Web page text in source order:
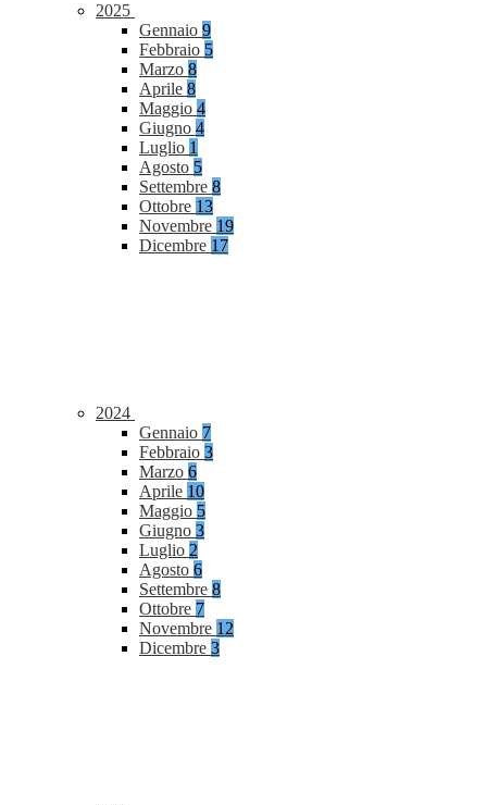
2025
Gennaio 9
Febbraio 5
Marzo 8
Aprile 8
Maggio 4
Giugno 4
Luglio 1
Agosto 5
Settembre 8
Ottobre 13
Novembre 19
Dicembre 17
2024
Gennaio 7
Febbraio 3
Marzo 6
Aprile 10
Maggio 5
Giugno 3
Luglio 2
Agosto 6
Settembre 8
Ottobre 7
Novembre 12
Dicembre 3